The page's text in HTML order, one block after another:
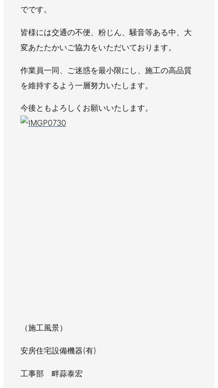
大型工事施工事例
採用情報
新卒・第二新卒採用 アルバイト採用 中途採用
協力会社募集
でです。
皆様には交通の不便、粉じん、騒音等ある中、大
変あたたかいご協力をいただいております。
作業員一同、ご迷惑を最小限にし、施工の高品質
を維持するよう一層努力いたします。
今後ともよろしくお願いいたします。
（施工風景）
安房住宅設備機器(有)
工事部 畔蒜泰宏